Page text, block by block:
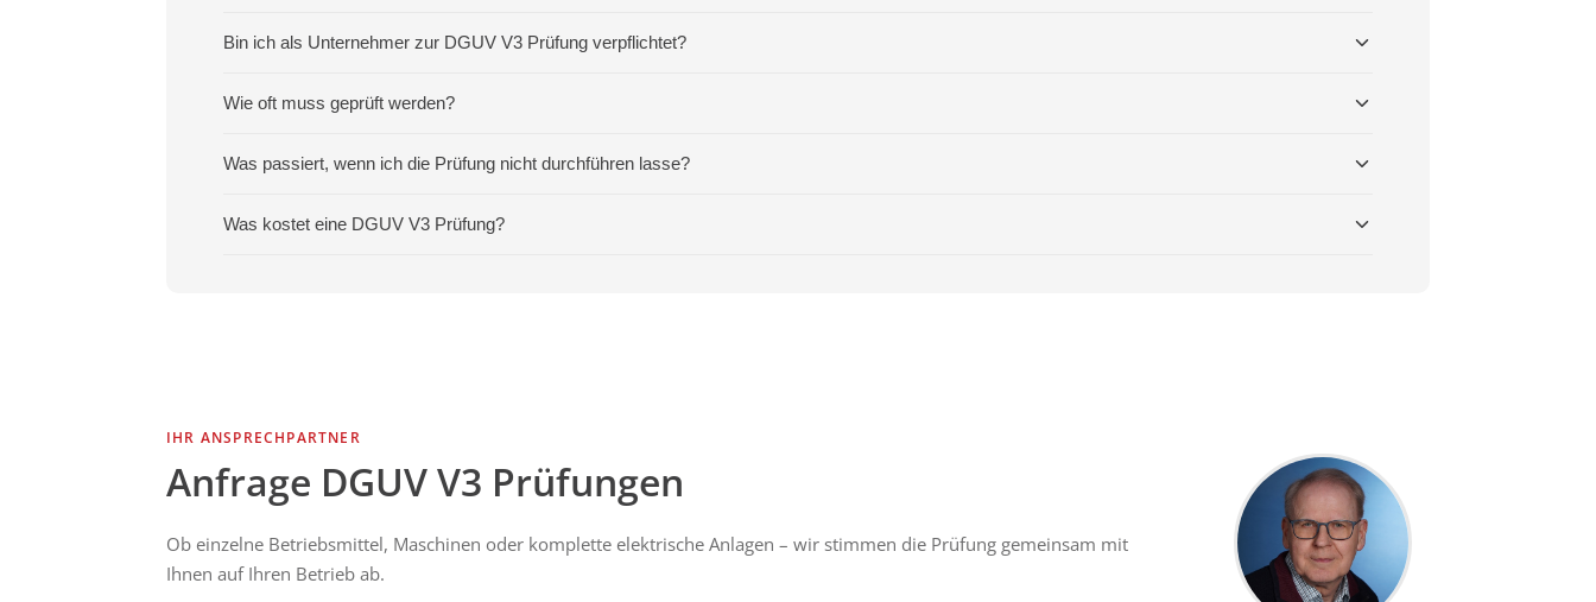
Bin ich als Unternehmer zur DGUV V3 Prüfung verpflichtet?
Wie oft muss geprüft werden?
Was passiert, wenn ich die Prüfung nicht durchführen lasse?
Was kostet eine DGUV V3 Prüfung?
IHR ANSPRECHPARTNER
Anfrage DGUV V3 Prüfungen
Ob einzelne Betriebsmittel, Maschinen oder komplette elektrische Anlagen – wir stimmen die Prüfung gemeinsam mit
Ihnen auf Ihren Betrieb ab.